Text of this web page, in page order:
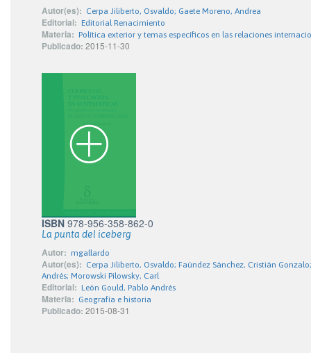
Autor(es): Cerpa Jiliberto, Osvaldo; Gaete Moreno, Andrea
Editorial: Editorial Renacimiento
Materia: Política exterior y temas específicos en las relaciones
Publicado: 2015-11-30
ISBN 978-956-358-862-0
La punta del iceberg
Autor: mgallardo
Autor(es): Cerpa Jiliberto, Osvaldo; Faúndez Sánchez, Cristián
Andrés; Morowski Pilowsky, Carl
Editorial: León Gould, Pablo Andrés
Materia: Geografía e historia
Publicado: 2015-08-31